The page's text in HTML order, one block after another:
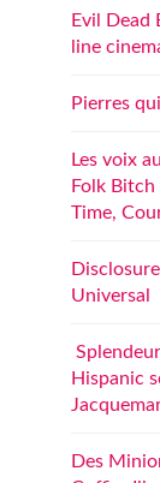
Evil Dead
line
Pierres
Les voix
Folk
Time,
Universal
Hispanic
Des